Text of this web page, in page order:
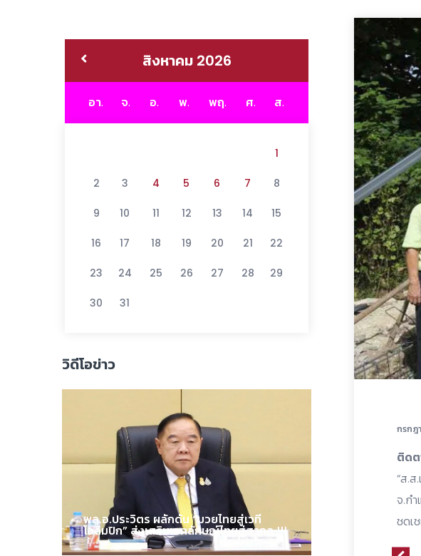
กรกฎ
ติด
“ส.
จ.ก
ชดเ
สิงหาคม 2026
อา. จ. อ. พ. พฤ. ศ. ส.
1
2 3 4 5 6 7 8
9 10 11 12 13 14 15
16 17 18 19 20 21 22
23 24 25 26 27 28 29
30 31
วิดีโอข่าว
พล.อ.ประวิตร ผลักดัน “มวยไทยสู่เวที
โอลิมปิก” ส่งเสริมเอกลักษณ์ไทยสู่สากล !!!